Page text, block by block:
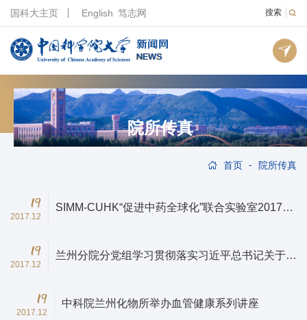
搜索
国科大主页 English 笃志网
院所传真
首页 - 院所传真
19
2017.12
SIMM-CUHK“促进中药全球化”联合实验室2017年
19
2017.12
兰州分院分党组学习贯彻落实习近平总书记关于纠
19
2017.12
中科院兰州化物所举办血管健康系列讲座